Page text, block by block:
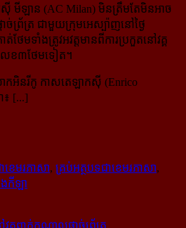
មីឡាន (AC Milan) មិនត្រឹមតែមិនអាច
ច់ព្រ័ត្រ ជាមួយក្រុមអេស្ប៉ាញនៅថ្ងៃ
មទាំងត្រូវអវត្តមានពីការប្រកួតនៅវគ្គ
លេខ៣ថែមទៀត។
កអិនរីកូ កាសតេឡាកស៊ី (Enrico
៖ [...]
ខេមរភាសា, គ្រប់អត្ថបទជាខេមរភាសា,
កីឡា